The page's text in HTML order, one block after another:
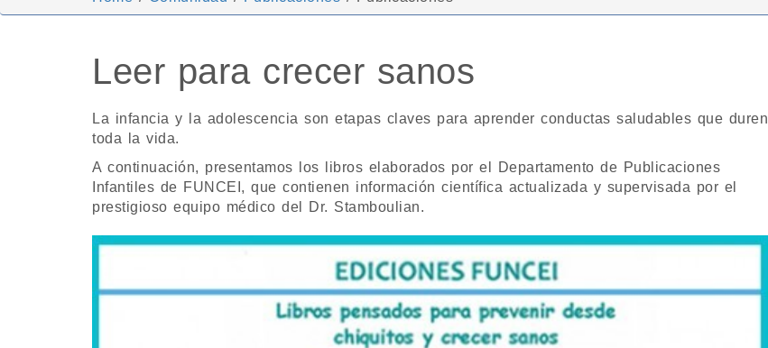
Leer para crecer sanos
La infancia y la adolescencia son etapas claves para aprender conductas saludables que duren
toda la vida.
A continuación, presentamos los libros elaborados por el Departamento de Publicaciones
Infantiles de FUNCEI, que contienen información científica actualizada y supervisada por el
prestigioso equipo médico del Dr. Stamboulian.